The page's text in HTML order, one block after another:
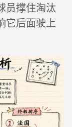
员撑住淘汰
它后面驶上